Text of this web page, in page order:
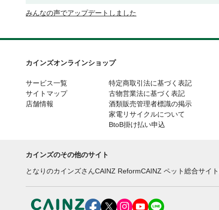
みんなの声でアップデートしました
カインズオンラインショップ
サービス一覧
サイトマップ
店舗情報
特定商取引法に基づく表記
古物営業法に基づく表記
酒類販売管理者標識の掲示
家電リサイクルについて
BtoB掛け払い申込
カインズのその他のサイト
となりのカインズさんCAINZ ReformCAINZ ペット総合サイト